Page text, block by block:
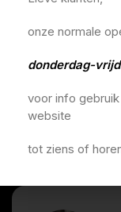
onze normale
donderdag-
voor info
website
tot ziens of